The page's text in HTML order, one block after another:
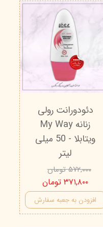
دئودورانت رولی
زنانه My Way
ویتابلا - 50 میلی
لیتر
۵۷۲,۰۰۰ تومان
۳۷۱,۸۰۰ تومان
افزودن به جعبه سفارش